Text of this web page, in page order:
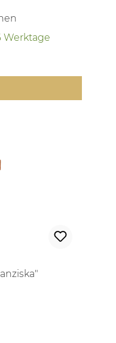
Werktage